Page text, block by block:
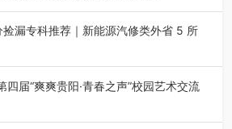
年装饰“一口价·超极放心装”新品发布
…漏专科推荐｜新能源汽修类外省 5 所
体系中，200至300分数段考生可选择
汽车…
四届“爽爽贵阳·青春之声”校园艺术交流
，第四届“爽爽贵阳·青春之声”校园管